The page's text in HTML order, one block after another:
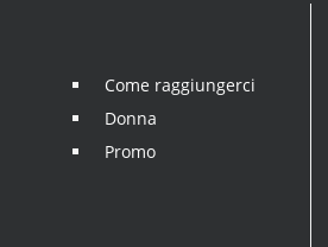
Come raggiungerci
Donna
Promo